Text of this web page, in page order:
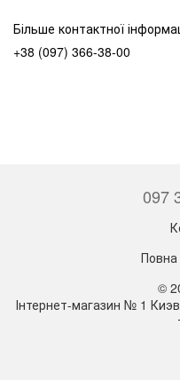
Більше контактної
+38 (097) 366-38-00
097
Повна
©
Інтернет-магазин № 1